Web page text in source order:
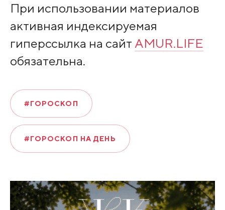
При использовании материалов
активная индексируемая
гиперссылка на сайт AMUR.LIFE
обязательна.
#ГОРОСКОП
#ГОРОСКОП НА ДЕНЬ